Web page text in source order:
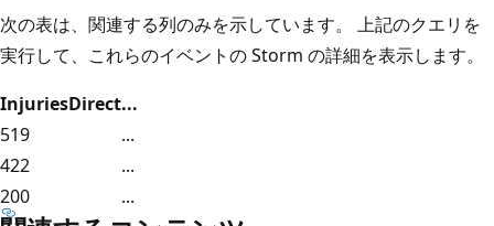
次の表は、関連する列のみを示しています。 上記のクエリを
実行して、これらのイベントの Storm の詳細を表示します。
InjuriesDirect...
519
...
422
...
200
...